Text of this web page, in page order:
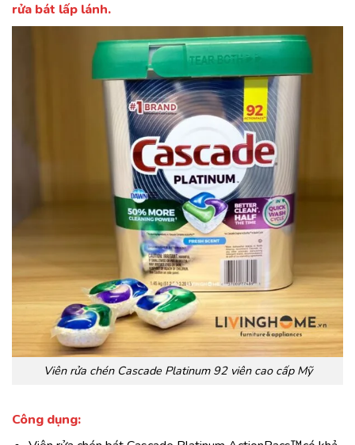
rửa bát lấp lánh.
Viên rửa chén Cascade Platinum 92 viên cao cấp Mỹ
Công dụng: